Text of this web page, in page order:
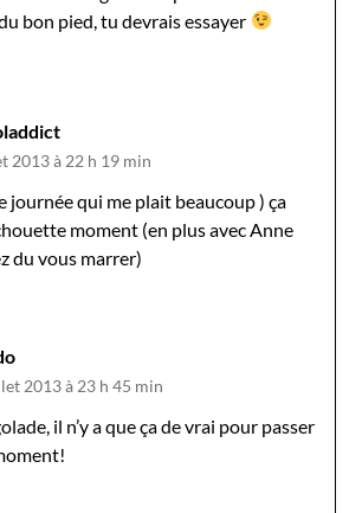
bon pied, tu devrais essayer
2013 à 22 h 19 min
journée qui me plait beaucoup ) ça
moment (en plus avec Anne
du vous marrer)
2013 à 23 h 45 min
il n’y a que ça de vrai pour passer